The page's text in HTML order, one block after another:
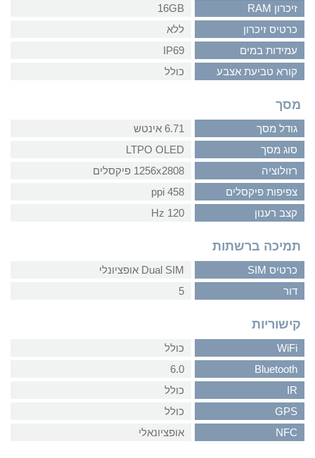
זיכרון RAM
16GB
כרטיס זיכרון
ללא
עמידות במים
IP69
קורא טביעת אצבע
כולל
מסך
גודל מסך
6.71 אינטש
סוג מסך
LTPO OLED
רזולוציה
1256x2808 פיקסלים
צפיפות פיקסלים
458 ppi
קצב רענון
120 Hz
תמיכה ברשתות
כרטיס SIM
Dual SIM אופציונלי
דור
5
קישוריות
WiFi
כולל
Bluetooth
6.0
IR
כולל
GPS
כולל
NFC
אופציונאלי